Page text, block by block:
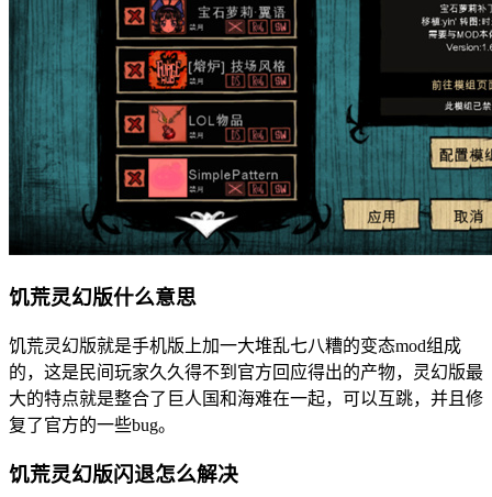
饥荒灵幻版什么意思
饥荒灵幻版就是手机版上加一大堆乱七八糟的变态mod组成
的，这是民间玩家久久得不到官方回应得出的产物，灵幻版最
大的特点就是整合了巨人国和海难在一起，可以互跳，并且修
复了官方的一些bug。
饥荒灵幻版闪退怎么解决